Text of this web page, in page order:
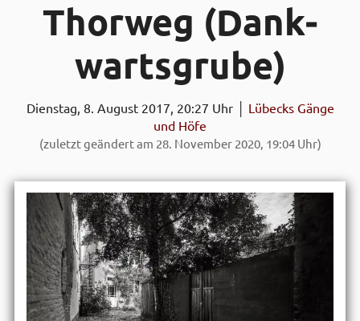
Thor­weg (Dank­
warts­grube)
Dienstag, 8. August 2017, 20:27 Uhr │ Lübecks Gänge
und Höfe
(zuletzt geändert am 28. November 2020, 19:04 Uhr)